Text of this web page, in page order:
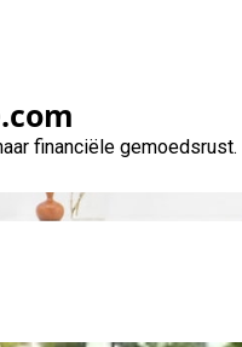
financiële gemoedsrust.